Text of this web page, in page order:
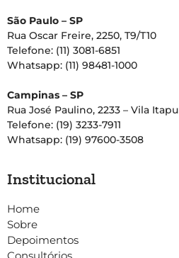
São Paulo – SP
Rua Oscar Freire, 2250, T9/T10
Telefone: (11) 3081-6851
Whatsapp: (11) 98481-1000
Campinas – SP
Rua José Paulino, 2233 – Vila
Telefone: (19) 3233-7911
Whatsapp: (19) 97600-3508
Institucional
Home
Sobre
Depoimentos